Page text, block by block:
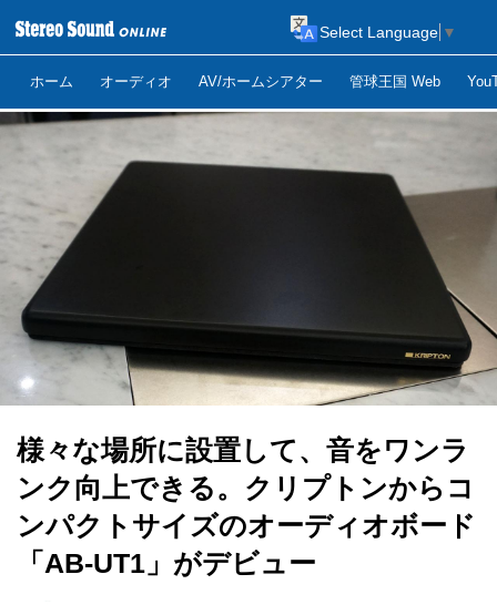
ホーム オーディオ AV/ホームシアター 管球王国 Web
Select Language ▼
様々な場所に設置して、音をワンラ
ンク向上できる。クリプトンからコ
ンパクトサイズのオーディオボード
「AB-UT1」がデビュー